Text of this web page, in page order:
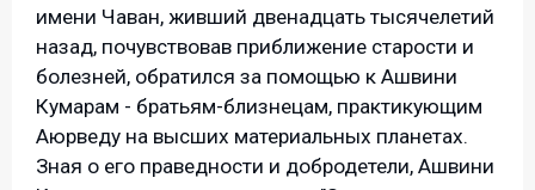
имени Чаван, живший двенадцать тысячелетий
назад, почувствовав приближение старости и
болезней, обратился за помощью к Ашвини
Кумарам - братьям-близнецам, практикующим
Аюрведу на высших материальных планетах.
Зная о его праведности и добродетели, Ашвини